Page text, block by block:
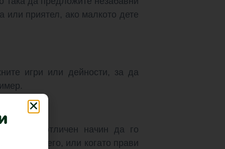
или приятел, ако малкото дете
игри или дейности, за да
е отличен начин да го
от него, или когато прави